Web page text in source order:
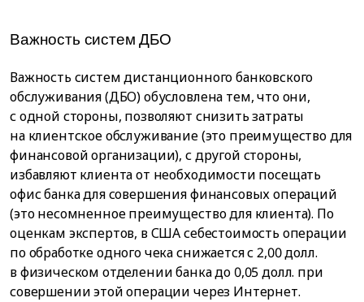
Важность систем ДБО
Важность систем дистанционного банковского
обслуживания (ДБО) обусловлена тем, что они,
с одной стороны, позволяют снизить затраты
на клиентское обслуживание (это преимущество для
финансовой организации), с другой стороны,
избавляют клиента от необходимости посещать
офис банка для совершения финансовых операций
(это несомненное преимущество для клиента). По
оценкам экспертов, в США себестоимость операции
по обработке одного чека снижается с 2,00 долл.
в физическом отделении банка до 0,05 долл. при
совершении этой операции через Интернет.